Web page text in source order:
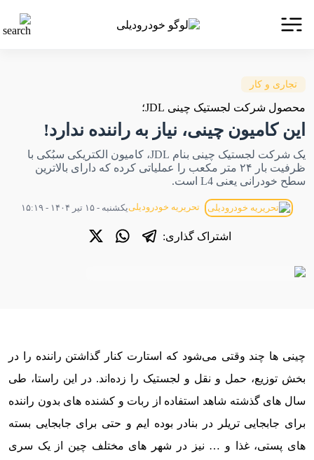
تجاری و کار
محصول شرکت لجستیک چینی JDL؛
این کامیون چینی، نیاز به راننده ندارد!
یک شرکت لجستیک چینی بنام JDL، کامیون الکتریکی سبُکی با
ظرفیت بار ۲۴ متر مکعب را عملیاتی کرده که دارای بالاترین
سطح خودرانی یعنی L4 است.
تحریریه خودرودیلییکشنبه - ۱۵ تیر ۱۴۰۴ - ۱۵:۱۹
اشتراک گذاری:
چینی ها چند وقتی می‌شود که استارت کنار گذاشتن راننده را در
بخش توزیع، حمل و نقل و لجستیک را زده‌اند. در این راستا، طی
سال های گذشته شاهد استفاده از ربات و کشنده های بدون راننده
برای جابجایی تریلر در بنادر بوده ایم و حتی برای جابجایی بسته
های پستی، غذا و … نیز در شهر های مختلف چین از یک سری